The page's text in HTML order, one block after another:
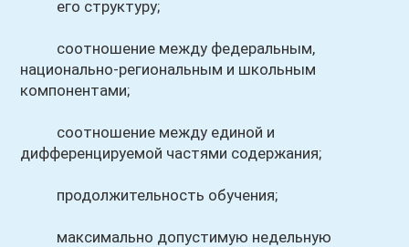
его структуру;
соотношение между федеральным,
национально-региональным и школьным
компонентами;
соотношение между единой и
дифференцируемой частями содержания;
продолжительность обучения;
максимально допустимую недельную